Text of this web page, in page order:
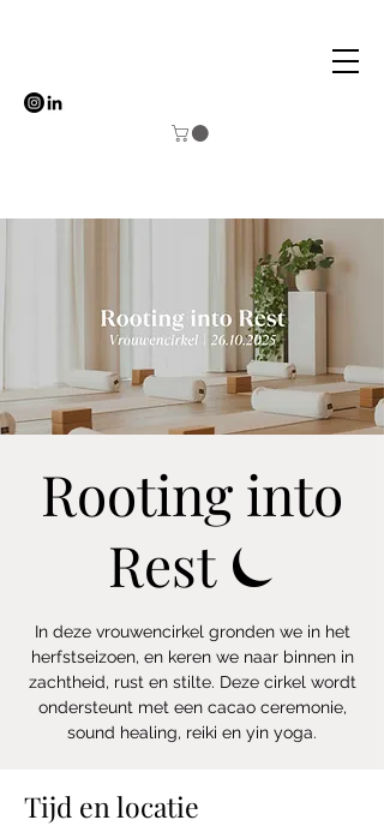
Rooting into
Rest ⏾
In deze vrouwencirkel gronden we in het
herfstseizoen, en keren we naar binnen in
zachtheid, rust en stilte. Deze cirkel wordt
ondersteunt met een cacao ceremonie,
sound healing, reiki en yin yoga.
Tijd en locatie